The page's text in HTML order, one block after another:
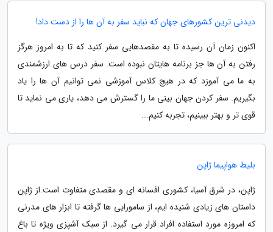
دیدنی ترین کشورهای جهان که نباید سفر به آن ها را از دست داد!
اکنون زمان آن رسیده تا به مقصدهایی سفر کنید که تا به امروز هرگز
رفتن به آن ها جز برنامه هایتان نبوده است. سفر درس های ارزشمندی
به ما می آموزد که در هیچ کلاس آموزشی نمی توانیم آن ها را یاد
بگیریم. سفر کردن جهان بینی ما را گسترش می دهد، یاری می نماید تا
قوی تر و بهتر ببینیم، تجربه کنیم...
بلیط هواپیما ژاپن
ژاپن، در شرق آسیا، کشوری افسانه ای و مقصدی متفاوت است.از ژاپن
داستان های زیادی شنیده ایم، از سامورایی ها گرفته تا ابزار های مدرنی
که امروزه مورد استفاده افراد قرار می گیرد. از سبک آشپزی ویژه تا باغ